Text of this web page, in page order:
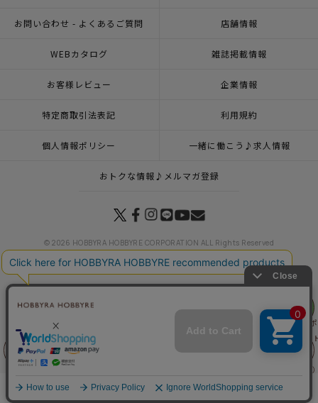
商品を探す 手芸を学ぶ ガイド 店舗情報 ログイン
前に戻る
フェア
お問い合わせ - よくあるご質問 店舗情報
WEBカタログ 雑誌掲載情報
お客様レビュー 企業情報
特定商取引法表記 利用規約
個人情報ポリシー 一緒に働こう♪求人情報
おトクな情報♪メルマガ登録
© 2026 HOBBYRA HOBBYRE CORPORATION ALL Rights Reserved
トップページ 登録
いちごのポーチ（編み物 材料セット）
トップページ
1月23日（金）発売の新商品＆おすすめ商品 いちごの
トップページ
カテゴリー
いちごのポーチ（編み物 材料セッ
トップページ
特集一覧
いちごのポーチ（編み物 材料セット）
トップページ
いちごのポーチ（編み物 材料セット
トップページ
手編み(バッグ・ポーチ)
いちごのポーチ（編み物 材料セット）
トップページ
特集一覧 初夏の風を感じて いちごのポーチ（編み物 材料セット）